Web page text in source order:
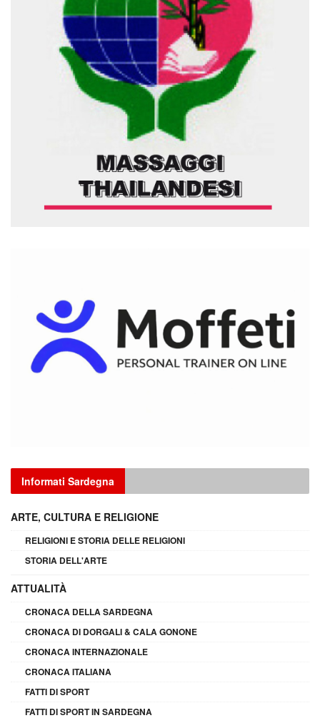
Informati Sardegna
ARTE, CULTURA E RELIGIONE
RELIGIONI E STORIA DELLE RELIGIONI
STORIA DELL'ARTE
ATTUALITÀ
CRONACA DELLA SARDEGNA
CRONACA DI DORGALI & CALA GONONE
CRONACA INTERNAZIONALE
CRONACA ITALIANA
FATTI DI SPORT
FATTI DI SPORT IN SARDEGNA